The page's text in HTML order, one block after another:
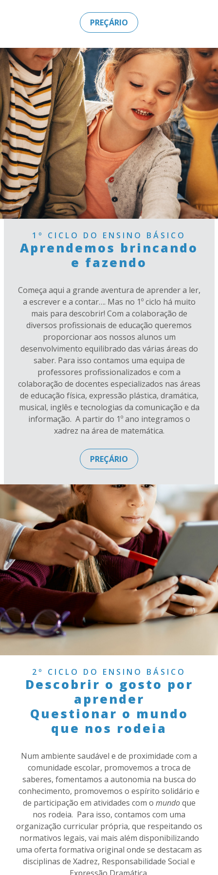
PREÇÁRIO
1º CICLO DO ENSINO BÁSICO
Aprendemos brincando
e fazendo
Começa aqui a grande aventura de aprender a ler,
a escrever e a contar…. Mas no 1º ciclo há muito
mais para descobrir! Com a colaboração de
diversos profissionais de educação queremos
proporcionar aos nossos alunos um
desenvolvimento equilibrado das várias áreas do
saber. Para isso contamos uma equipa de
professores profissionalizados e com a
colaboração de docentes especializados nas áreas
de educação física, expressão plástica, dramática,
musical, inglês e tecnologias da comunicação e da
informação. A partir do 1º ano integramos o
xadrez na área de matemática.
PREÇÁRIO
2º CICLO DO ENSINO BÁSICO
Descobrir o gosto por
aprender
Questionar o mundo
que nos rodeia
Num ambiente saudável e de proximidade com a
comunidade escolar, promovemos a troca de
saberes, fomentamos a autonomia na busca do
conhecimento, promovemos o espírito solidário e
de participação em atividades com o mundoque
nos rodeia. Para isso, contamos com uma
organização curricular própria, que respeitando os
normativos legais, vai mais além disponibilizando
uma oferta formativa original onde se destacam as
disciplinas de Xadrez, Responsabilidade Social e
Expressão Dramática.